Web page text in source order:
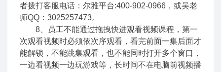
者拨打客服电话：尔雅平台:400-902-0966，或吴老
师QQ：3025257473。
8、员工不能通过拖拽快进观看视频课程，第一
次观看视频时必须依次序观看，看完前面一集后面才
能解锁，不能跳集观看，也不能同时打开多个窗口，
一边看视频一边玩游戏等，长时间不在电脑前视频播